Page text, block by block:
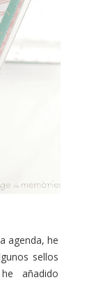
agenda, he
sellos
añadido